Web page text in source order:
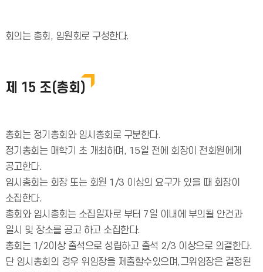
회의는 총회, 임원회로 구성한다.
제 15 조(총회)
총회는 정기총회와 임시총회로 구분한다.
정기총회는 매학기 초 개최하며, 15일 전에 회장이 전회원에게
공고한다.
임시총회는 회장 또는 회원 1/3 이상의 요구가 있을 때 회장이
소집한다.
총회와 임시총회는 소집일자로 부터 7일 이내에 부의될 안건과
일시 및 장소를 공고 하고 소집한다.
총회는 1/2이상 출석으로 성립하고 출석 2/3 이상으로 의결한다.
단 임시총회의 경우 위임장을 제출할수있으며,그위임장은 결정된